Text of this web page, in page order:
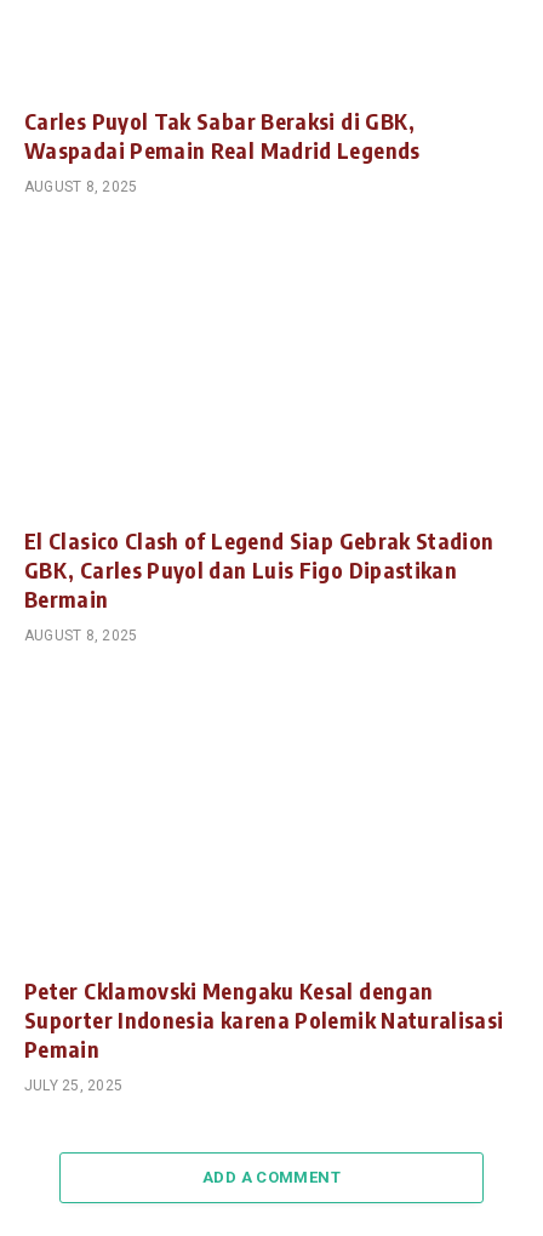
Carles Puyol Tak Sabar Beraksi di GBK,
Waspadai Pemain Real Madrid Legends
AUGUST 8, 2025
El Clasico Clash of Legend Siap Gebrak Stadion
GBK, Carles Puyol dan Luis Figo Dipastikan
Bermain
AUGUST 8, 2025
Peter Cklamovski Mengaku Kesal dengan
Suporter Indonesia karena Polemik Naturalisasi
Pemain
JULY 25, 2025
ADD A COMMENT